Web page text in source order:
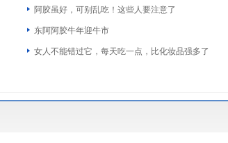
阿胶虽好，可别乱吃！这些人要注意了
东阿阿胶牛年迎牛市
女人不能错过它，每天吃一点，比化妆品强多了